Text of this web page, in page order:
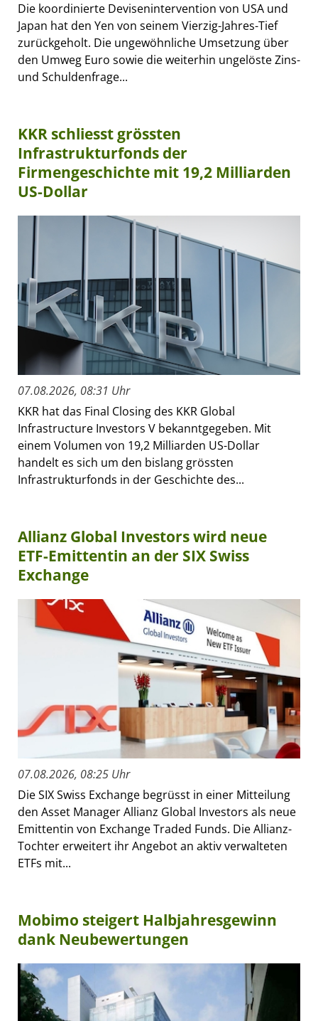
Die koordinierte Devisenintervention von USA und
Japan hat den Yen von seinem Vierzig-Jahres-Tief
zurückgeholt. Die ungewöhnliche Umsetzung über
den Umweg Euro sowie die weiterhin ungelöste Zins-
und Schuldenfrage...
KKR schliesst grössten
Infrastrukturfonds der
Firmengeschichte mit 19,2 Milliarden
US-Dollar
07.08.2026, 08:31 Uhr
KKR hat das Final Closing des KKR Global
Infrastructure Investors V bekanntgegeben. Mit
einem Volumen von 19,2 Milliarden US-Dollar
handelt es sich um den bislang grössten
Infrastrukturfonds in der Geschichte des...
Allianz Global Investors wird neue
ETF-Emittentin an der SIX Swiss
Exchange
07.08.2026, 08:25 Uhr
Die SIX Swiss Exchange begrüsst in einer Mitteilung
den Asset Manager Allianz Global Investors als neue
Emittentin von Exchange Traded Funds. Die Allianz-
Tochter erweitert ihr Angebot an aktiv verwalteten
ETFs mit...
Mobimo steigert Halbjahresgewinn
dank Neubewertungen